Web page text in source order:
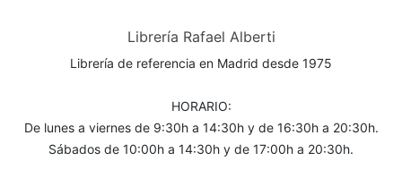
Librería Rafael Alberti
Librería de referencia en Madrid desde 1975
HORARIO:
De lunes a viernes de 9:30h a 14:30h y de 16:30h a 20:30h.
Sábados de 10:00h a 14:30h y de 17:00h a 20:30h.